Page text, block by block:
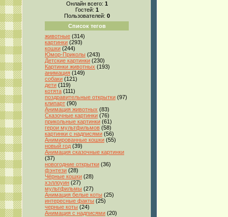
Онлайн всего: 1
Гостей: 1
Пользователей: 0
Список тегов
животные (314)
картинки (293)
кошки (244)
Юмор-Приколы (243)
Детские картинки (230)
Картинки животных (193)
анимация (149)
собаки (121)
дети (119)
котята (111)
поздравительные открытки (97)
клипарт (90)
Анимация животных (83)
Сказочные картинки (76)
прикольные картинки (61)
герои мультфильмов (58)
картинки с надписями (56)
Анимированные кошки (55)
новый год (39)
Анимация сказочные картинки
(37)
новогодние открытки (36)
фэнтези (28)
Чёрные кошки (28)
хэллоуин (27)
мультфильмы (27)
Анимация белые коты (25)
интересные факты (25)
черные коты (24)
Анимация с надписями (20)